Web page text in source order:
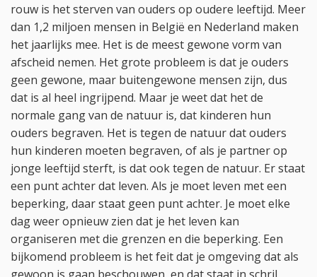
rouw is het sterven van ouders op oudere leeftijd. Meer
dan 1,2 miljoen mensen in België en Nederland maken
het jaarlijks mee. Het is de meest gewone vorm van
afscheid nemen. Het grote probleem is dat je ouders
geen gewone, maar buitengewone mensen zijn, dus
dat is al heel ingrijpend. Maar je weet dat het de
normale gang van de natuur is, dat kinderen hun
ouders begraven. Het is tegen de natuur dat ouders
hun kinderen moeten begraven, of als je partner op
jonge leeftijd sterft, is dat ook tegen de natuur. Er staat
een punt achter dat leven. Als je moet leven met een
beperking, daar staat geen punt achter. Je moet elke
dag weer opnieuw zien dat je het leven kan
organiseren met die grenzen en die beperking. Een
bijkomend probleem is het feit dat je omgeving dat als